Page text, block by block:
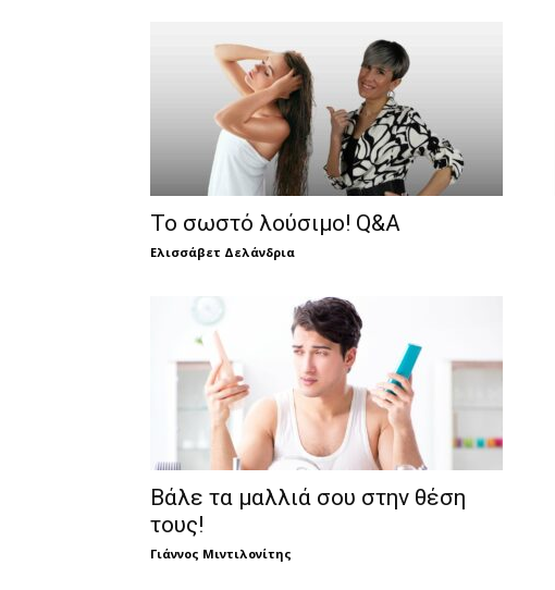
Το σωστό λούσιμο! Q&A
Ελισσάβετ Δελάνδρια
Βάλε τα μαλλιά σου στην θέση
τους!
Γιάννος Μιντιλονίτης